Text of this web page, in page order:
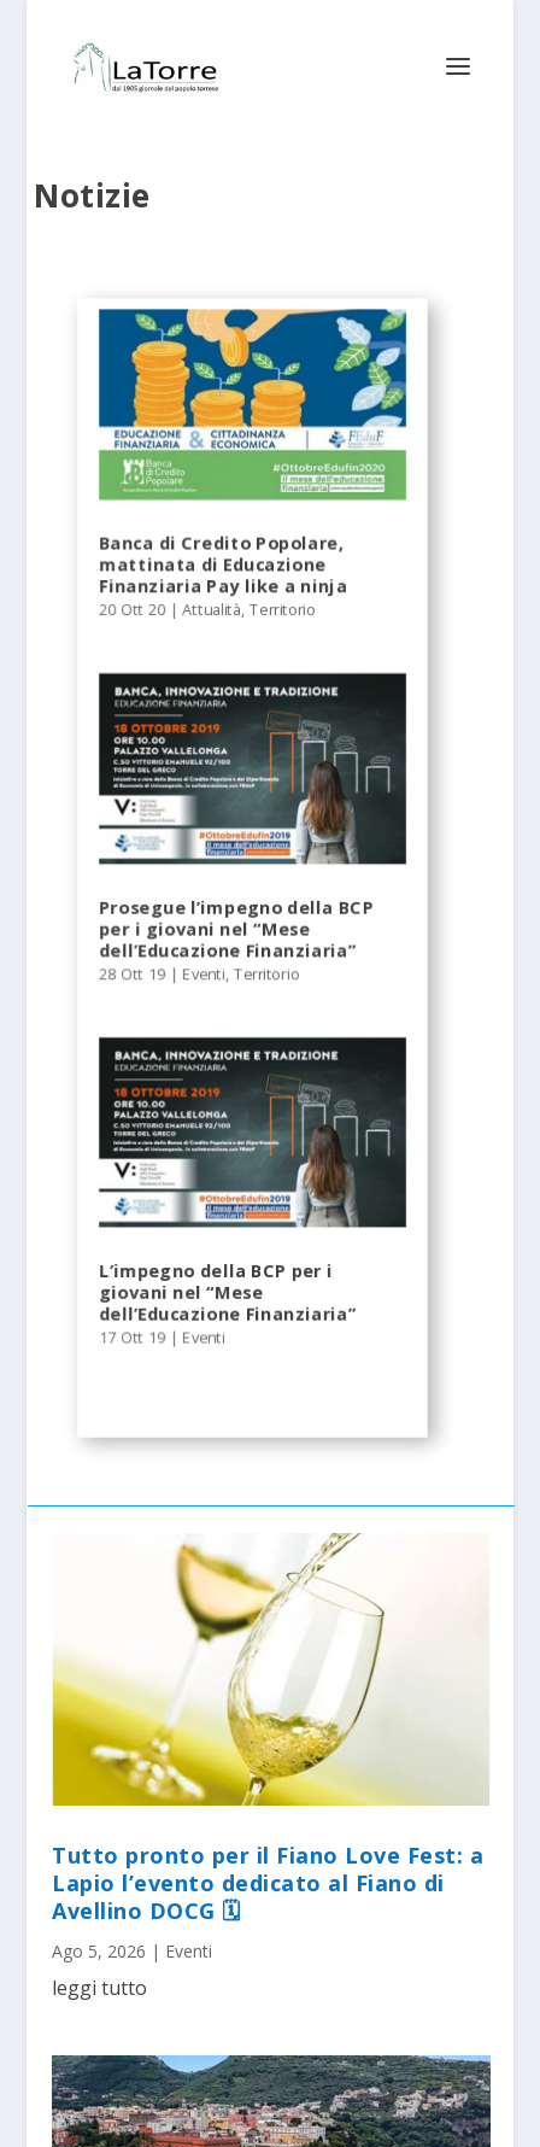
Notizie
Banca di Credito Popolare,
mattinata di Educazione
Finanziaria Pay like a ninja
20 Ott 20 |Attualità,Territorio
Prosegue l’impegno della BCP
per i giovani nel “Mese
dell’Educazione Finanziaria”
28 Ott 19 | Eventi ,Territorio
L’impegno della BCP per i
giovani nel “Mese
dell’Educazione Finanziaria”
17 Ott 19 | Eventi
Tutto pronto per il Fiano Love Fest: a
Lapio l’evento dedicato al Fiano di
Avellino DOCG 🗓
Ago 5, 2026 | Eventi
leggi tutto